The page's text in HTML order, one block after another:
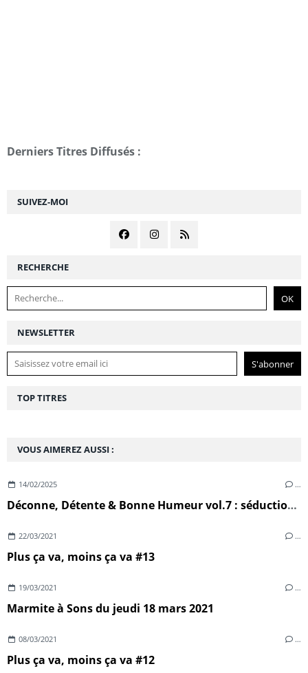
NEWSLETTER
SUIVEZ-MOI
RECHERCHE
VOUS AIMEREZ AUSSI :
14/02/2025 …
Déconne, Détente & Bonne Humeur vol.7 : séduction, sexe & désillusion
22/03/2021 …
Plus ça va, moins ça va #13
19/03/2021 …
Marmite à Sons du jeudi 18 mars 2021
08/03/2021 …
Plus ça va, moins ça va #12
Derniers Titres Diffusés :
TOP TITRES